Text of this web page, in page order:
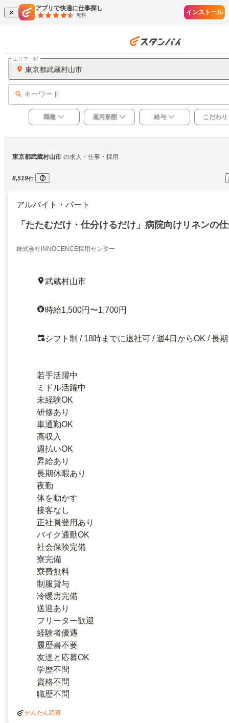
アプリで快適に仕事探し
無料 インストール
東京都武蔵村山市
エリア、駅
キーワード
職種 雇用形態 給与 こだわり
東京都武蔵村山市 の求人・仕事・採用
8,519件
アルバイト・パート
「たたむだけ・仕分けるだけ」病院向けリネンの
株式会社INNOCENCE採用センター
武蔵村山市
時給1,500円〜1,700円
シフト制 / 18時までに退社可 / 週4日からOK / 長期
若手活躍中
ミドル活躍中
未経験OK
研修あり
車通勤OK
高収入
週払いOK
昇給あり
長期休暇あり
夜勤
体を動かす
接客なし
正社員登用あり
バイク通勤OK
社会保険完備
寮完備
寮費無料
制服貸与
冷暖房完備
送迎あり
フリーター歓迎
経験者優遇
履歴書不要
友達と応募OK
学歴不問
資格不問
職歴不問
かんたん応募